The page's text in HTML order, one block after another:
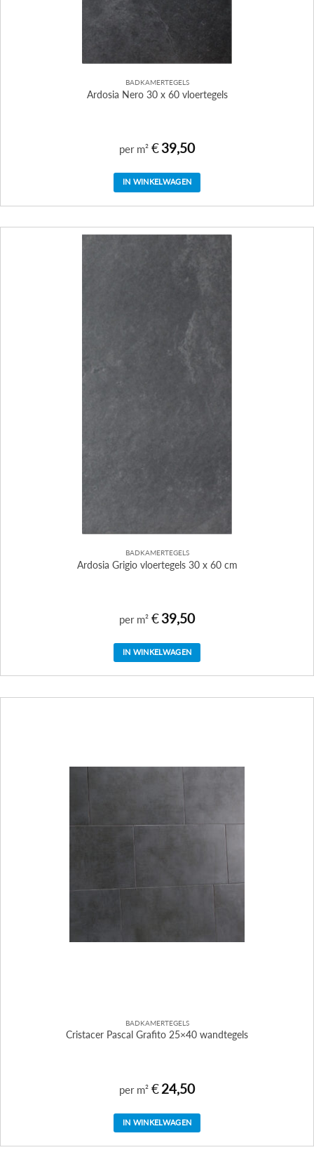
BADKAMERTEGELS
Ardosia Nero 30 x 60 vloertegels
per m² €39,50
IN WINKELWAGEN
BADKAMERTEGELS
Ardosia Grigio vloertegels 30 x 60 cm
per m² €39,50
IN WINKELWAGEN
BADKAMERTEGELS
Cristacer Pascal Grafito 25×40 wandtegels
per m² €24,50
IN WINKELWAGEN